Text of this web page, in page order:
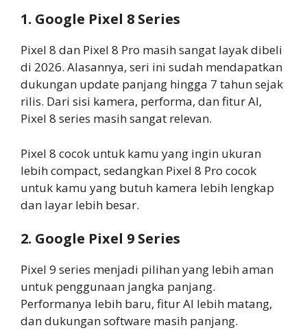
1. Google Pixel 8 Series
Pixel 8 dan Pixel 8 Pro masih sangat layak dibeli
di 2026. Alasannya, seri ini sudah mendapatkan
dukungan update panjang hingga 7 tahun sejak
rilis. Dari sisi kamera, performa, dan fitur AI,
Pixel 8 series masih sangat relevan.
Pixel 8 cocok untuk kamu yang ingin ukuran
lebih compact, sedangkan Pixel 8 Pro cocok
untuk kamu yang butuh kamera lebih lengkap
dan layar lebih besar.
2. Google Pixel 9 Series
Pixel 9 series menjadi pilihan yang lebih aman
untuk penggunaan jangka panjang.
Performanya lebih baru, fitur AI lebih matang,
dan dukungan software masih panjang.